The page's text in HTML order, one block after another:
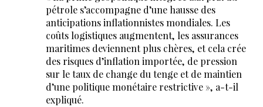
pétrole s’accompagne d’une hausse des
anticipations inflationnistes mondiales. Les
coûts logistiques augmentent, les assurances
maritimes deviennent plus chères, et cela crée
des risques d’inflation importée, de pression
sur le taux de change du tenge et de maintien
d’une politique monétaire restrictive », a-t-il
expliqué.